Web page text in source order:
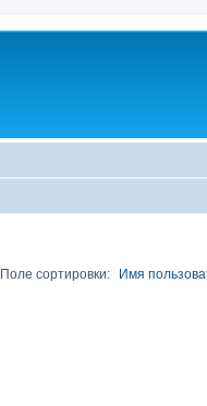
Поле сортировки: Имя